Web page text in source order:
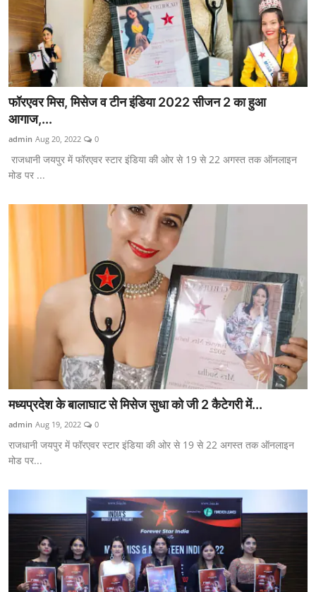
फॉरएवर मिस, मिसेज व टीन इंडिया 2022 सीजन 2 का हुआ
आगाज,...
admin Aug 20, 2022 0
राजधानी जयपुर में फॉरएवर स्टार इंडिया की ओर से 19 से 22 अगस्त तक ऑनलाइन
मोड पर ...
मध्यप्रदेश के बालाघाट से मिसेज सुधा को जी 2 कैटेगरी में...
admin Aug 19, 2022 0
राजधानी जयपुर में फॉरएवर स्टार इंडिया की ओर से 19 से 22 अगस्त तक ऑनलाइन
मोड पर...